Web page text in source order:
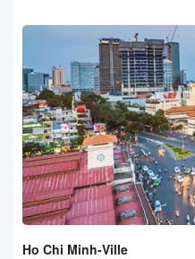
Ho Chi Minh-Ville